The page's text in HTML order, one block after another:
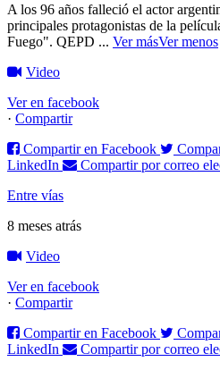
A los 96 años falleció el actor
principales protagonistas de la
Fuego". QEPD ... Ver másVer menos
Video
Ver en facebook
· Compartir
Compartir en Facebook
LinkedIn
Compartir por correo
Entre vías
8 meses atrás
Video
Ver en facebook
· Compartir
Compartir en Facebook
LinkedIn
Compartir por correo